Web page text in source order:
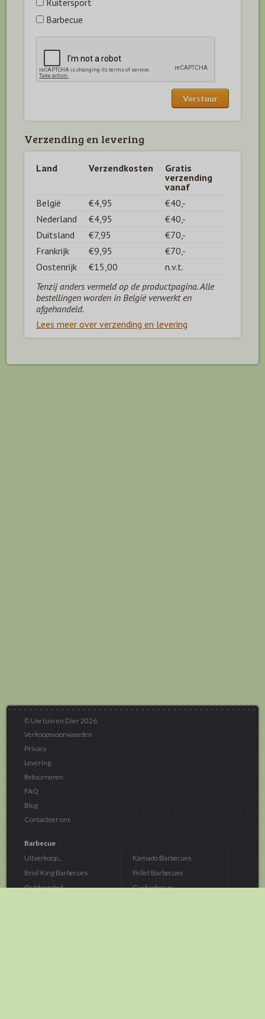
Ruitersport
Barbecue
Verzending en levering
Land Verzendkosten
Gratis
verzending
vanaf
België
€4,95
€40,-
Nederland
€4,95
€40,-
Duitsland
€7,95
€70,-
Frankrijk
€9,95
€70,-
Oostenrijk
€15,00
n.v.t.
Tenzij anders vermeld op de productpagina. Alle
bestellingen worden in België verwerkt en
afgehandeld.
Lees meer over verzending en levering
© Uw tuin en Dier 2026
Verkoopsvoorwaarden
Privacy
Levering
Retourneren
FAQ
Blog
Contacteer ons
Barbecue
Uitverkoop...
Broil King Barbecues
Outdoorchef...
Kamado Barbecues
Pellet Barbecues
Gasbarbecue